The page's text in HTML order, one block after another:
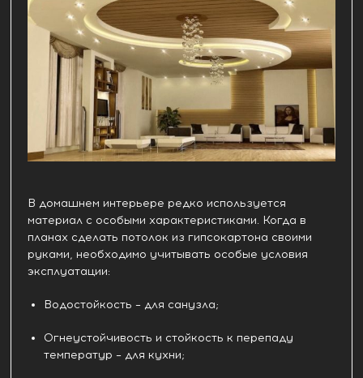
В домашнем интерьере редко используется
материал с особыми характеристиками. Когда в
планах сделать потолок из гипсокартона своими
руками, необходимо учитывать особые условия
эксплуатации:
Водостойкость – для санузла;
Огнеустойчивость и стойкость к перепаду
температур – для кухни;